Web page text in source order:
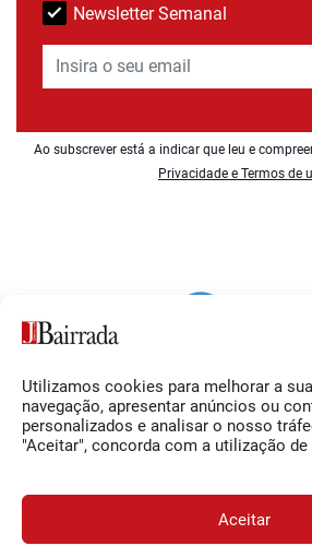
Utilizamos cookies para melhorar a
navegação, apresentar anúncios ou
personalizados e analisar o nosso
"Aceitar", concorda com a utilização
Aceitar
Newsletter Semanal
Ao subscrever está a indicar que leu e
Privacidade e Termos de
Siga-nos
Facebook
O